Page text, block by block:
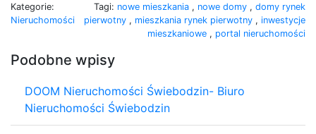
Kategorie:
Nieruchomości
Tagi: nowe mieszkania , nowe domy , domy rynek
pierwotny , mieszkania rynek pierwotny , inwestycje
mieszkaniowe , portal nieruchomości
Podobne wpisy
DOOM Nieruchomości Świebodzin- Biuro
Nieruchomości Świebodzin